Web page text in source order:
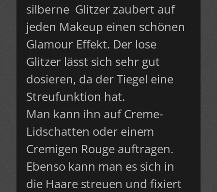
silberne Glitzer zaubert auf
jeden Makeup einen schönen
Glamour Effekt. Der lose
Glitzer lässt sich sehr gut
dosieren, da der Tiegel eine
Streufunktion hat.
Man kann ihn auf Creme-
Lidschatten oder einem
Cremigen Rouge auftragen.
Ebenso kann man es sich in
die Haare streuen und fixiert